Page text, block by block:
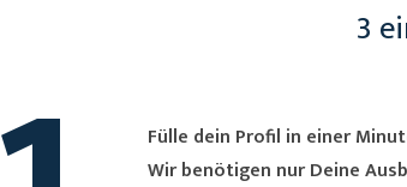
3
Fülle dein Profil in einer
Wir benötigen nur Deine